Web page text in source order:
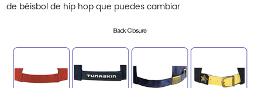
de béisbol de hip hop que puedes cambiar.